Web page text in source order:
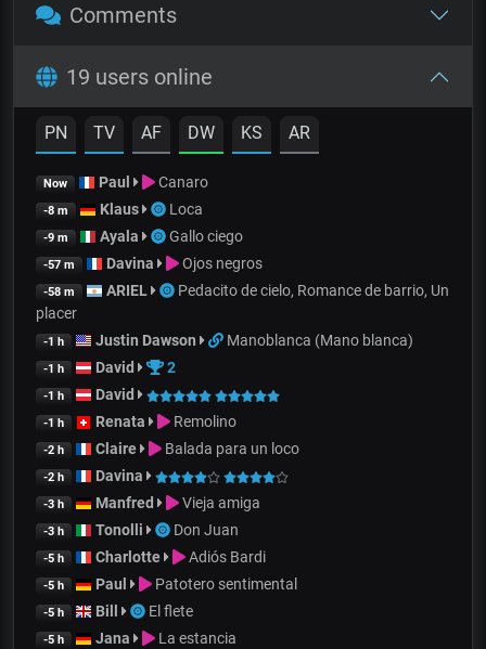
Comments
19 users online
PN TV AF DW KS AR
Now Paul Canaro
-8 m Klaus Loca
-9 m Ayala Gallo ciego
-57 m Davina Ojos negros
-58 m ARIEL
Pedacito de cielo, Romance de barrio, Un
placer
-1 h Justin Dawson Manoblanca (Mano blanca)
-1 h David 2
-1 h David
-1 h Renata Remolino
-2 h Claire Balada para un loco
-2 h Davina
-3 h Manfred Vieja amiga
-3 h Tonolli Don Juan
-5 h Charlotte Adiós Bardi
-5 h Paul Patotero sentimental
-5 h Bill El flete
-5 h Jana La estancia